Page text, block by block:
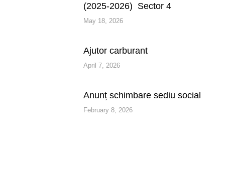
(2025-2026) Sector 4
May 18, 2026
Ajutor carburant
April 7, 2026
Anunț schimbare sediu social
February 8, 2026